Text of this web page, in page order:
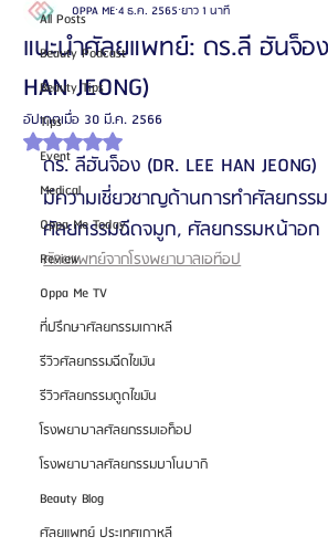
All Posts
Beauty Podcast
Beauty Tips
Tips
Event
Medical
Oppa Me Today
Review
Oppa Me TV
ที่ปรึกษาศัลยกรรมเกาหลี
รีวิวศัลยกรรมฉีดไขมัน
รีวิวศัลยกรรมดูดไขมัน
โรงพยาบาลศัลยกรรมเอท็อป
โรงพยาบาลศัลยกรรมบาโนบากิ
Beauty Blog
ศัลยแพทย์ ประเทศเกาหลี
แนะนำศัลยแพทย์: ดร.ลี ฮันจ็อง
HAN JEONG)
OPPA ME4 ธ.ค. 2565 ยาว 1 นาที
อัปเดตเมื่อ 30 มี.ค. 2566
ได้รับ NaN เต็ม 5 ดาว
ดร. ลีฮันจ็อง (DR. LEE HAN JEONG)
มีความเชี่ยวชาญด้านการทำศัลยกรร
ศัลยกรรมฉีดจมูก, ศัลยกรรมหน้าอก
ศัลยแพทย์จากโรงพยาบาลเอท๊อป